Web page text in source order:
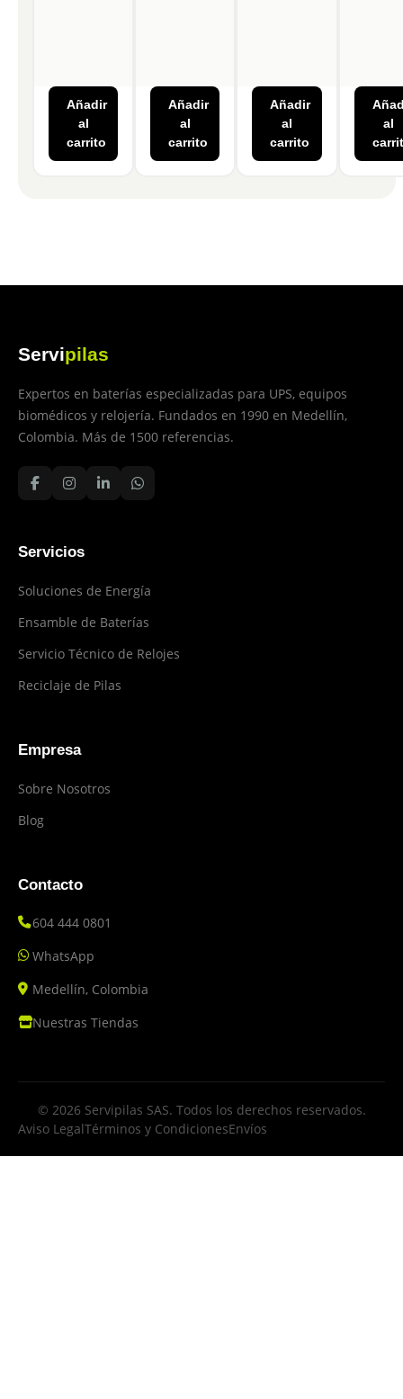
Añadir
al
carrito
Añadir
al
carrito
Añadir
al
carrito
al
Servipilas
Expertos en baterías especializadas para UPS, equipos
biomédicos y relojería. Fundados en 1990 en Medellín,
Colombia. Más de 1500 referencias.
Servicios
Soluciones de Energía
Ensamble de Baterías
Servicio Técnico de Relojes
Reciclaje de Pilas
Empresa
Sobre Nosotros
Blog
Contacto
604 444 0801
WhatsApp
Medellín, Colombia
Nuestras Tiendas
© 2026 Servipilas SAS. Todos los derechos reservados.
Aviso LegalTérminos y CondicionesEnvíos